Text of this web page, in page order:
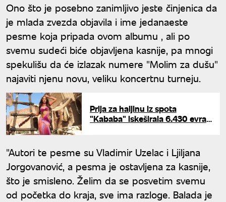
Ono što je posebno zanimljivo jeste činjenica da
je mlada zvezda objavila i ime jedanaeste
pesme koja pripada ovom albumu , ali po
svemu sudeći biće objavljena kasnije, pa mnogi
spekulišu da će izlazak numere "Molim za dušu"
najaviti njenu novu, veliku koncertnu turneju.
Prija za haljinu iz spota
"Kababa" iskeširala 6.430 evra:
"Autori te pesme su Vladimir Uzelac i Ljiljana
Jorgovanović, a pesma je ostavljena za kasnije,
što je smisleno. Želim da se posvetim svemu
od početka do kraja, sve ima razloge. Balada je